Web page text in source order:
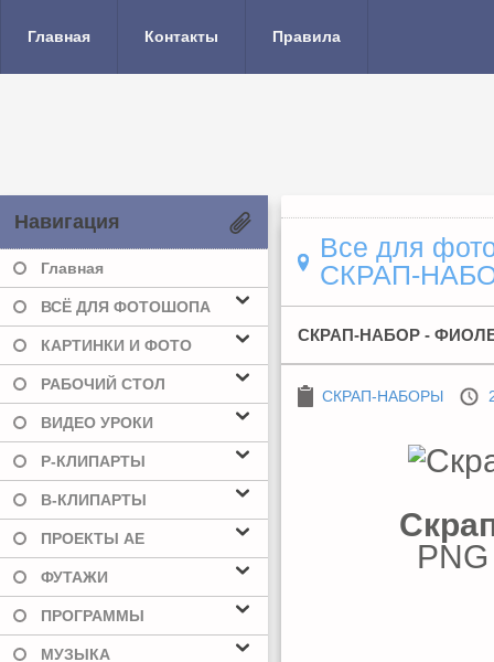
Главная Контакты Правила
Навигация
Главная
ВСЁ ДЛЯ ФОТОШОПА
КАРТИНКИ И ФОТО
РАБОЧИЙ СТОЛ
ВИДЕО УРОКИ
Р-КЛИПАРТЫ
В-КЛИПАРТЫ
ПРОЕКТЫ AE
ФУТАЖИ
ПРОГРАММЫ
МУЗЫКА
Все для
СКРАП-
СКРАП-НАБОР -
СКРАП-НАБОРЫ